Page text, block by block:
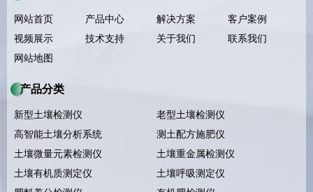
网站首页 产品中心 解决方案
客户案例
视频展示
技术支持 关于我们
联系我们
网站地图
产品分类
新型土壤检测仪
老型土壤检测仪
高智能土壤分析系统
测土配方施肥仪
土壤微量元素检测仪
土壤重金属检测仪
土壤有机质测定仪
土壤呼吸测定仪